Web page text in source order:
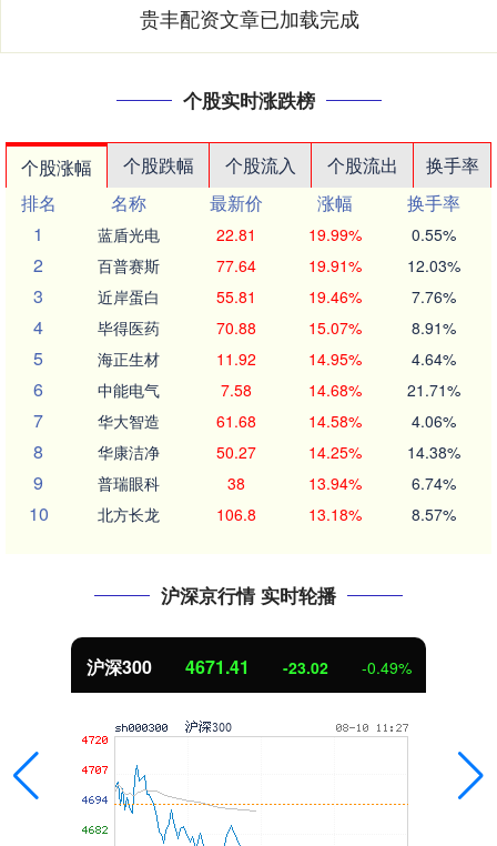
贵丰配资文章已加载完成
个股实时涨跌榜
个股涨幅 个股跌幅 个股流入 个股流出
换手率
排名
名称 最新价 涨幅
换手率
1
蓝盾光电 22.81 19.99% 0.55%
2 百普赛斯 77.64 19.91% 12.03%
3 近岸蛋白 55.81 19.46% 7.76%
4 毕得医药 70.88 15.07% 8.91%
5 海正生材 11.92 14.95% 4.64%
6 中能电气 7.58 14.68% 21.71%
7 华大智造 61.68 14.58% 4.06%
8 华康洁净 50.27 14.25% 14.38%
9 普瑞眼科 38 13.94% 6.74%
10 北方长龙 106.8 13.18% 8.57%
沪深京行情 实时轮播
-23.02 -0.49% 北证50